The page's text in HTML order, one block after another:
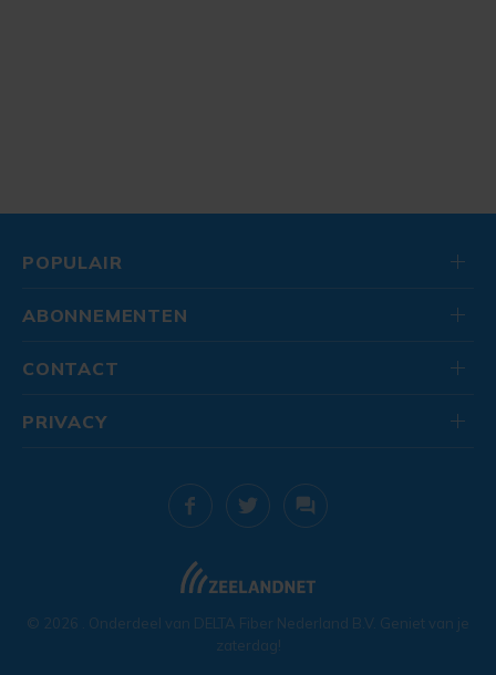
POPULAIR
ABONNEMENTEN
CONTACT
© 2026 . Onderdeel van DELTA Fiber Nederland B.V. Geniet van je
zaterdag!
PRIVACY